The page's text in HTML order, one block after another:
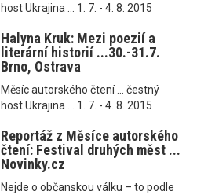
host Ukrajina ... 1. 7. - 4. 8. 2015
Halyna Kruk: Mezi poezií a
literární historií ...30.-31.7.
Brno, Ostrava
Měsíc autorského čtení ... čestný
host Ukrajina ... 1. 7. - 4. 8. 2015
Reportáž z Měsíce autorského
čtení: Festival druhých měst ...
Novinky.cz
Nejde o občanskou válku – to podle